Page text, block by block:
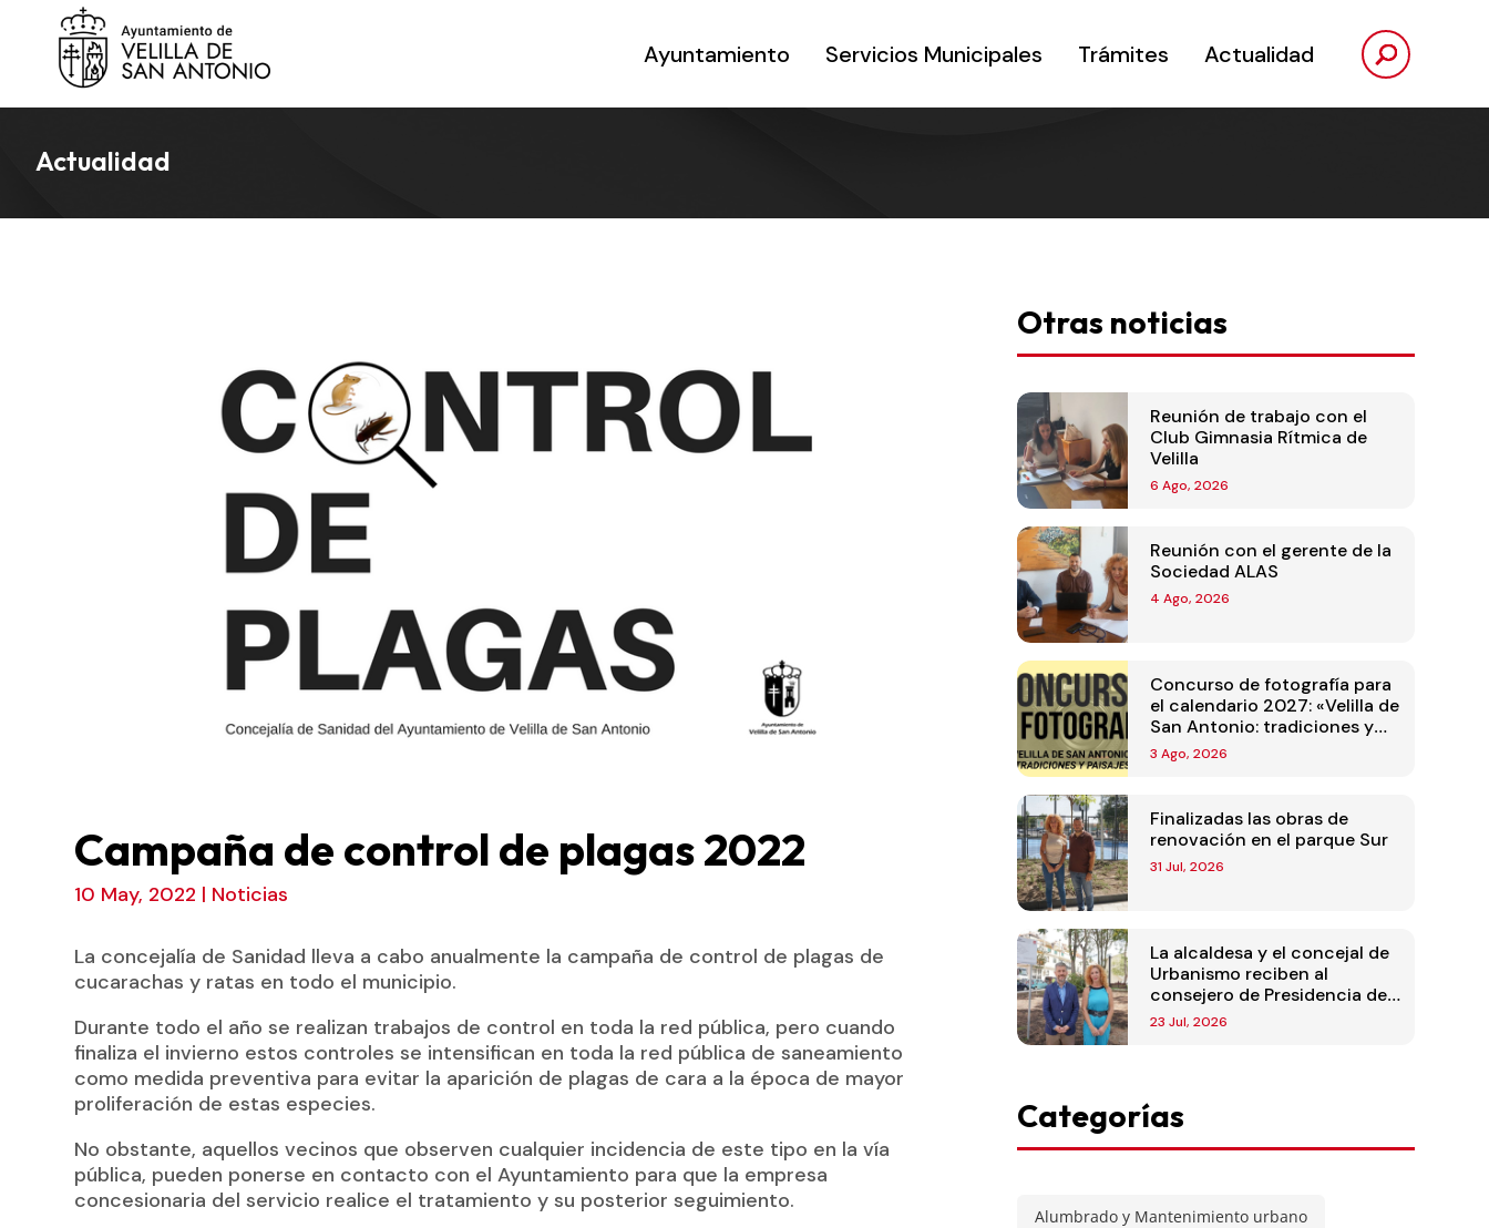
Ayuntamiento Servicios Municipales Trámites Actualidad
Actualidad
Campaña de control de plagas 2022
10 May, 2022 | Noticias
La concejalía de Sanidad lleva a cabo anualmente la campaña de control de plagas de
cucarachas y ratas en todo el municipio.
Durante todo el año se realizan trabajos de control en toda la red pública, pero cuando
finaliza el invierno estos controles se intensifican en toda la red pública de saneamiento
como medida preventiva para evitar la aparición de plagas de cara a la época de mayor
proliferación de estas especies.
No obstante, aquellos vecinos que observen cualquier incidencia de este tipo en la vía
pública, pueden ponerse en contacto con el Ayuntamiento para que la empresa
concesionaria del servicio realice el tratamiento y su posterior seguimiento.
Otras noticias
Reunión de trabajo con el
Club Gimnasia Rítmica de
Velilla
6 Ago, 2026
Reunión con el gerente de la
Sociedad ALAS
4 Ago, 2026
Concurso de fotografía para
el calendario 2027: «Velilla de
San Antonio: tradiciones y
paisajes»
3 Ago, 2026
Finalizadas las obras de
renovación en el parque Sur
31 Jul, 2026
La alcaldesa y el concejal de
Urbanismo reciben al
consejero de Presidencia de
la Comunidad de Madrid
23 Jul, 2026
Categorías
Alumbrado y Mantenimiento urbano